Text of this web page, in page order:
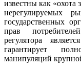
известны как «охота
нерегулируемых
государственных
прав
регулятора
гарантирует
манипуляций